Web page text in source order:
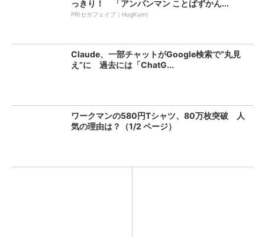
っきり！ 「アンパンマン ことばずかん...
PR(セガフェイブ｜HugKum)
Claude、一部チャットがGoogle検索で“丸見
え”に 過去には「ChatG...
ワークマンの580円Tシャツ、80万枚突破 人
気の理由は？（1/2 ページ）